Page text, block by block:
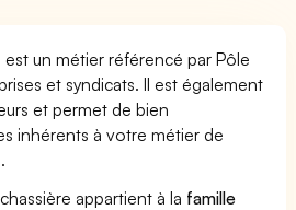
est un métier référencé par Pôle
et syndicats. Il est également
et permet de bien
inhérents à votre métier de
appartient à la famille